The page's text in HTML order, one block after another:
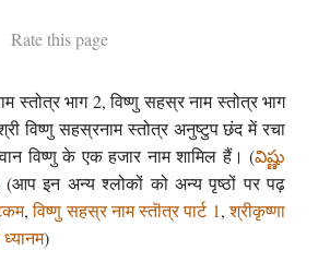
Rate this page
स्तोत्र भाग 2, विष्णु सहस्र नाम स्तोत्र भाग
विष्णु सहस्रनाम स्तोत्र अनुष्टुप छंद में रचा
विष्णु के एक हजार नाम शामिल हैं। (విష్ణు
(आप इन अन्य श्लोकों को अन्य पृष्ठों पर पढ़
,विष्णु सहस्र नाम स्तॊत्र पार्ट 1,श्रीकृष्णा
ध्यानम)